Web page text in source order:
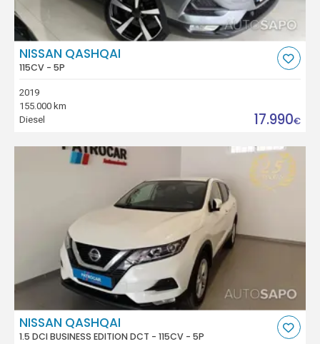
NISSAN QASHQAI
115CV - 5P
2019
155.000 km
Diesel
17.990€
NISSAN QASHQAI
1.5 DCI BUSINESS EDITION DCT - 115CV - 5P